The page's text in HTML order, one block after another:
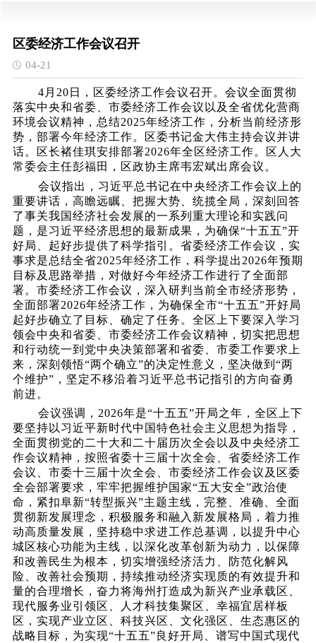
区委经济工作会议召开
04-21
4月20日，区委经济工作会议召开。会议全面贯彻
落实中央和省委、市委经济工作会议以及全省优化营商
环境会议精神，总结2025年经济工作，分析当前经济形
势，部署今年经济工作。区委书记金大伟主持会议并讲
话。区长褚佳琪安排部署2026年全区经济工作。区人大
常委会主任彭福田，区政协主席韦宏斌出席会议。
会议指出，习近平总书记在中央经济工作会议上的
重要讲话，高瞻远瞩、把握大势、统揽全局，深刻回答
了事关我国经济社会发展的一系列重大理论和实践问
题，是习近平经济思想的最新成果，为确保“十五五”开
好局、起好步提供了科学指引。省委经济工作会议，实
事求是总结全省2025年经济工作，科学提出2026年预期
目标及思路举措，对做好今年经济工作进行了全面部
署。市委经济工作会议，深入研判当前全市经济形势，
全面部署2026年经济工作，为确保全市“十五五”开好局
起好步确立了目标、确定了任务。全区上下要深入学习
领会中央和省委、市委经济工作会议精神，切实把思想
和行动统一到党中央决策部署和省委、市委工作要求上
来，深刻领悟“两个确立”的决定性意义，坚决做到“两
个维护”，坚定不移沿着习近平总书记指引的方向奋勇
前进。
会议强调， 2026年是“十五五”开局之年，全区上下
要坚持以习近平新时代中国特色社会主义思想为指导，
全面贯彻党的二十大和二十届历次全会以及中央经济工
作会议精神，按照省委十三届十次全会、省委经济工作
会议、市委十三届十次全会、市委经济工作会议及区委
全会部署要求，牢牢把握维护国家“五大安全”政治使
命，紧扣阜新“转型振兴”主题主线，完整、准确、全面
贯彻新发展理念，积极服务和融入新发展格局，着力推
动高质量发展，坚持稳中求进工作总基调，以提升中心
城区核心功能为主线，以深化改革创新为动力，以保障
和改善民生为根本，切实增强经济活力、防范化解风
险、改善社会预期，持续推动经济实现质的有效提升和
量的合理增长，奋力将海州打造成为新兴产业承载区、
现代服务业引领区、人才科技集聚区、幸福宜居样板
区，实现产业立区、科技兴区、文化强区、生态惠区的
战略目标，为实现“十五五”良好开局、谱写中国式现代